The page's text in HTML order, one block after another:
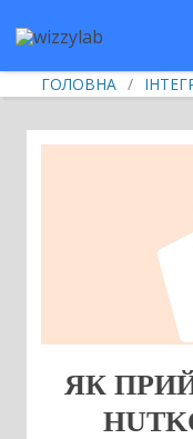
ГОЛОВНА /
ЯК